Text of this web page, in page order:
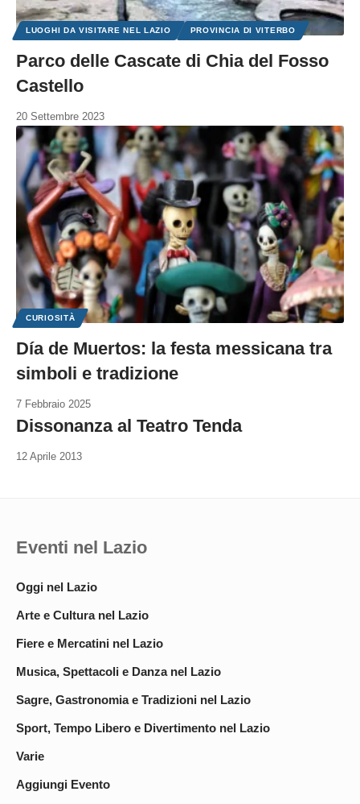
LUOGHI DA VISITARE NEL LAZIO PROVINCIA DI VITERBO
Parco delle Cascate di Chia del Fosso
Castello
20 Settembre 2023
CURIOSITÀ
Día de Muertos: la festa messicana tra
simboli e tradizione
7 Febbraio 2025
Dissonanza al Teatro Tenda
12 Aprile 2013
Eventi nel Lazio
Oggi nel Lazio
Arte e Cultura nel Lazio
Fiere e Mercatini nel Lazio
Musica, Spettacoli e Danza nel Lazio
Sagre, Gastronomia e Tradizioni nel Lazio
Sport, Tempo Libero e Divertimento nel Lazio
Varie
Aggiungi Evento